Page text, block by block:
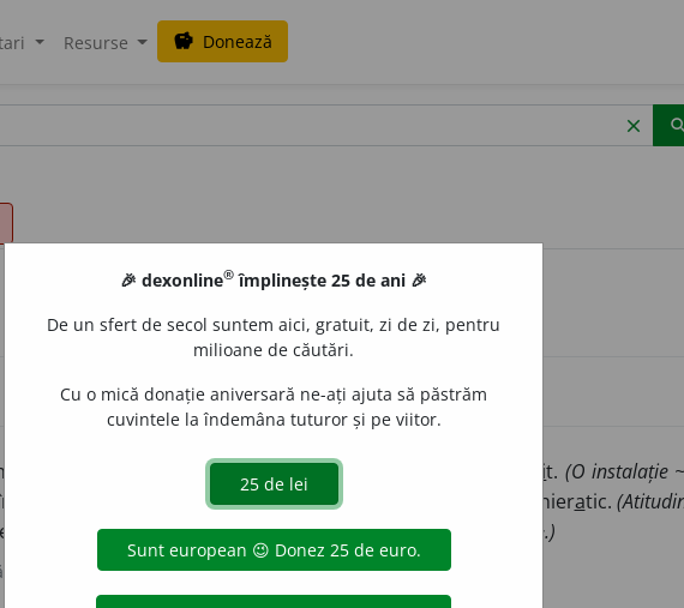
Resurse savings Donează
clear
stabil, (rar) nemișcător, (pop.) nesmint it. (O instalație
(Crengile ~ ale copacilor.)3.înțepenit, rigid, static, ( ) hieratic.
pironit.(Cu ochii ~.)5.imobiliar, nemișcător. (Avere ~.)
LauraGellner acțiuni
🎉 dexonline® împlinește 25 de ani 🎉
De un sfert de secol suntem aici, gratuit, zi de zi, pentru
milioane de căutări.
Cu o mică donație aniversară ne-ați ajuta să păstrăm
cuvintele la îndemâna tuturor și pe viitor.